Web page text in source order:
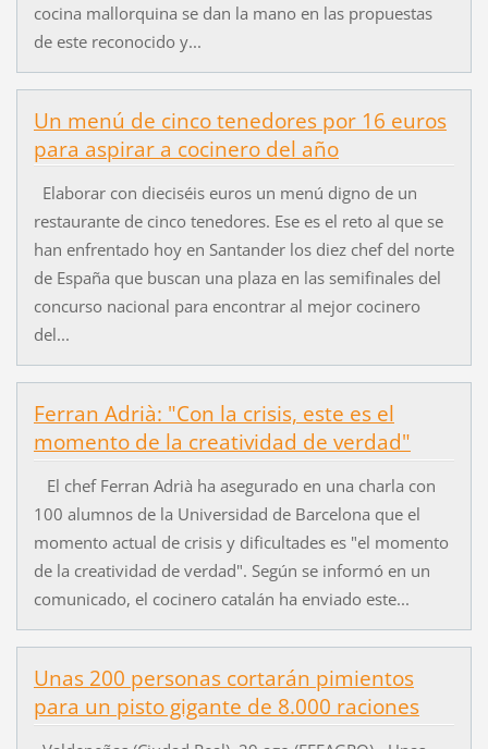
cocina mallorquina se dan la mano en las propuestas
de este reconocido y...
Un menú de cinco tenedores por 16 euros
para aspirar a cocinero del año
Elaborar con dieciséis euros un menú digno de un
restaurante de cinco tenedores. Ese es el reto al que se
han enfrentado hoy en Santander los diez chef del norte
de España que buscan una plaza en las semifinales del
concurso nacional para encontrar al mejor cocinero
del...
Ferran Adrià: "Con la crisis, este es el
momento de la creatividad de verdad"
El chef Ferran Adrià ha asegurado en una charla con
100 alumnos de la Universidad de Barcelona que el
momento actual de crisis y dificultades es "el momento
de la creatividad de verdad". Según se informó en un
comunicado, el cocinero catalán ha enviado este...
Unas 200 personas cortarán pimientos
para un pisto gigante de 8.000 raciones